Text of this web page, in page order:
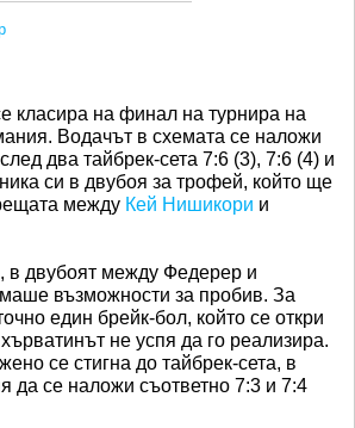
класира на финал на турнира на
Водачът в схемата се наложи
след два тайбрек-сета 7:6 (3), 7:6 (4) и
си в двубоя за трофей, който ще
между Кей Нишикори и
в двубоят между Федерер и
възможности за пробив. За
един брейк-бол, който се откри
не успя да го реализира.
се стигна до тайбрек-сета, в
да се наложи съответно 7:3 и 7:4